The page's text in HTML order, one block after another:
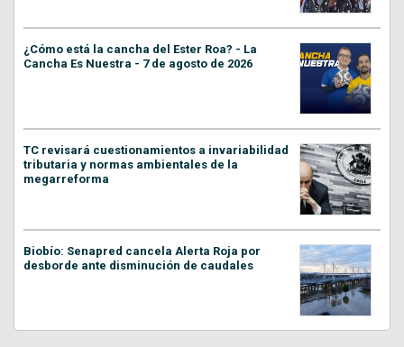
¿Cómo está la cancha del Ester Roa? - La
Cancha Es Nuestra - 7 de agosto de 2026
TC revisará cuestionamientos a invariabilidad
tributaria y normas ambientales de la
megarreforma
Biobío: Senapred cancela Alerta Roja por
desborde ante disminución de caudales